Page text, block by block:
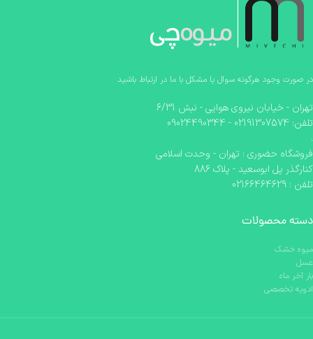
در صورت وجود هرگونه سوال یا مشکل با ما در ارتباط باشید
تهران - خیابان نیروی هوایی - نبش 6/31
تلفن: 02191307574 - 09024490344
.
فروشگاه حضوری : تهران - وحدت اسلامی
کنارگذر پل ابوسعید - پلاک 886
تلفن : 02166464629
دسته محصولات
میوه خشک
عسل
بار آخر ماه
ادویه تخصصی